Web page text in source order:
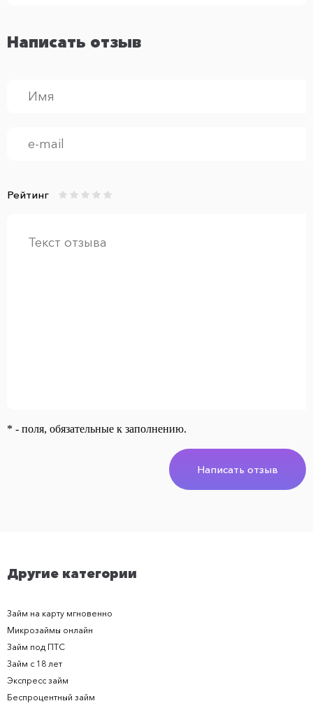
Написать отзыв
Рейтинг
* - поля, обязательные к заполнению.
Написать отзыв
Другие категории
Займ на карту мгновенно
Микрозаймы онлайн
Займ под ПТС
Займ с 18 лет
Экспресс займ
Беспроцентный займ